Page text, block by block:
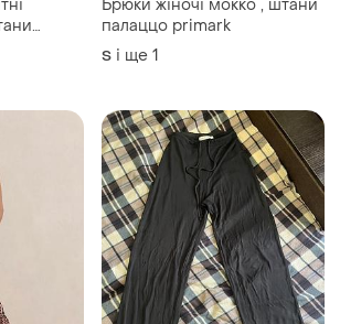
Брюки жіночі мокко , штани
палаццо primark
S і ще 1